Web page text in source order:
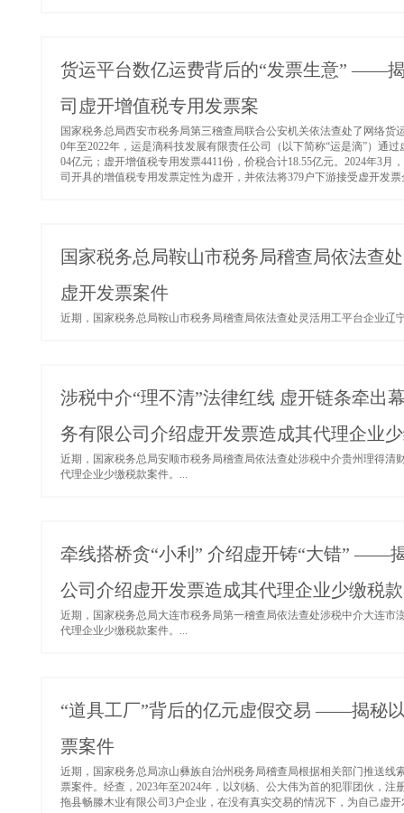
货运平台数亿运费背后的“发票生意” ——
司虚开增值税专用发票案
国家税务总局西安市税务局第三稽查局联合公安机关依法查处了网络
0年至2022年，运是滴科技发展有限责任公司（以下简称“运是滴”）通
04亿元；虚开增值税专用发票4411份，价税合计18.55亿元。2024年3
司开具的增值税专用发票定性为虚开，并依法将379户下游接受虚开发
国家税务总局鞍山市税务局稽查局依法查
虚开发票案件
近期，国家税务总局鞍山市税务局稽查局依法查处灵活用工平台企业辽
涉税中介“理不清”法律红线 虚开链条牵
务有限公司介绍虚开发票造成其代理企业
近期，国家税务总局安顺市税务局稽查局依法查处涉税中介贵州理得
代理企业少缴税款案件。...
牵线搭桥贪“小利” 介绍虚开铸“大错” ——
公司介绍虚开发票造成其代理企业少缴税
近期，国家税务总局大连市税务局第一稽查局依法查处涉税中介大连
代理企业少缴税款案件。...
“道具工厂”背后的亿元虚假交易 ——揭秘
票案件
近期，国家税务总局凉山彝族自治州税务局稽查局根据相关部门推送
票案件。经查，2023年至2024年，以刘杨、公大伟为首的犯罪团伙，
拖县畅滕木业有限公司3户企业，在没有真实交易的情况下，为自己虚